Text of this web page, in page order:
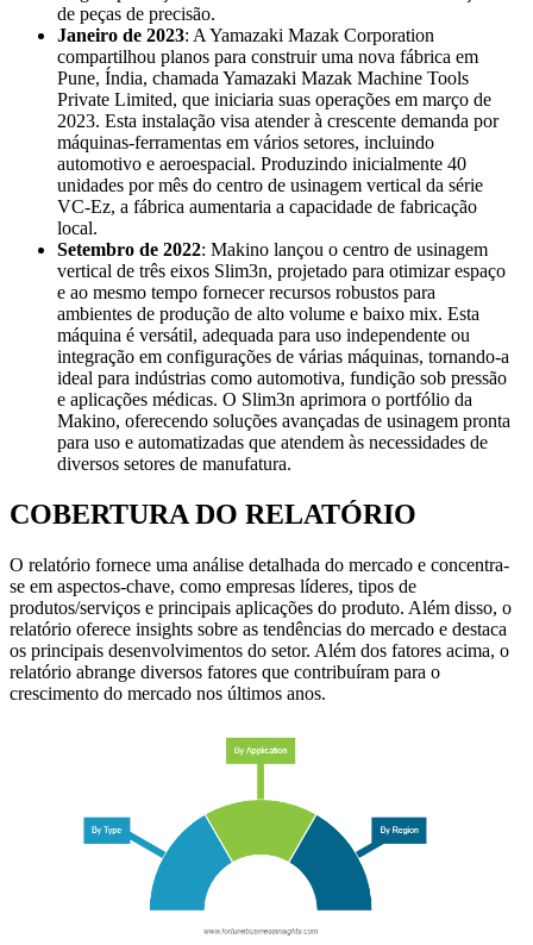
de peças de precisão.
Janeiro de 2023: A Yamazaki Mazak Corporation
compartilhou planos para construir uma nova fábrica em
Pune, Índia, chamada Yamazaki Mazak Machine Tools
Private Limited, que iniciaria suas operações em março de
2023. Esta instalação visa atender à crescente demanda por
máquinas-ferramentas em vários setores, incluindo
automotivo e aeroespacial. Produzindo inicialmente 40
unidades por mês do centro de usinagem vertical da série
VC-Ez, a fábrica aumentaria a capacidade de fabricação
local.
Setembro de 2022: Makino lançou o centro de usinagem
vertical de três eixos Slim3n, projetado para otimizar espaço
e ao mesmo tempo fornecer recursos robustos para
ambientes de produção de alto volume e baixo mix. Esta
máquina é versátil, adequada para uso independente ou
integração em configurações de várias máquinas, tornando-a
ideal para indústrias como automotiva, fundição sob pressão
e aplicações médicas. O Slim3n aprimora o portfólio da
Makino, oferecendo soluções avançadas de usinagem pronta
para uso e automatizadas que atendem às necessidades de
diversos setores de manufatura.
COBERTURA DO RELATÓRIO
O relatório fornece uma análise detalhada do mercado e concentra-
se em aspectos-chave, como empresas líderes, tipos de
produtos/serviços e principais aplicações do produto. Além disso, o
relatório oferece insights sobre as tendências do mercado e destaca
os principais desenvolvimentos do setor. Além dos fatores acima, o
relatório abrange diversos fatores que contribuíram para o
crescimento do mercado nos últimos anos.